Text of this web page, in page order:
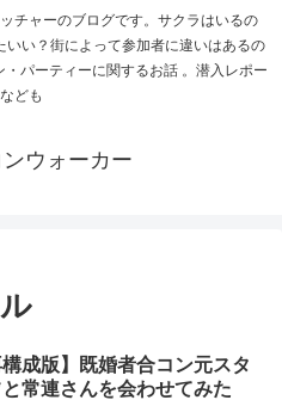
チャーのブログです。サクラはいるの
い？街によって参加者に違いはあるの
パーティーに関するお話 。潜入レポー
なども
ウォーカー
構成版】既婚者合コン元スタ
と常連さんを会わせてみた